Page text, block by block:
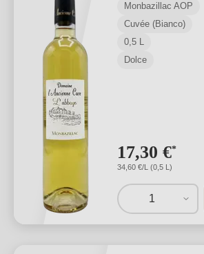
Monbazillac AOP
Cuvée (Bianco)
0,5 L
Dolce
17,30 €*
34,60 €/L (0,5 L)
1